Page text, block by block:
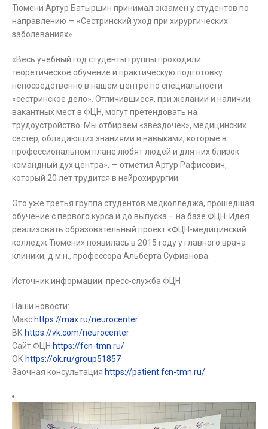
Тюмени Артур Батыршин принимал экзамен у студентов по
направлению — «Сестринский уход при хирургических
заболеваниях».
«Весь учебный год студенты группы проходили
теоретическое обучение и практическую подготовку
непосредственно в нашем центре по специальности
«сестринское дело». Отличившиеся, при желании и наличии
вакантных мест в ФЦН, могут претендовать на
трудоустройство. Мы отбираем «звёздочек», медицинских
сестёр, обладающих знаниями и навыками, которые в
профессиональном плане любят людей и для них близок
командный дух центра», — отметил Артур Рафисович,
который 20 лет трудится в нейрохирургии.
Это уже третья группа студентов медколледжа, прошедшая
обучение с первого курса и до выпуска – на базе ФЦН. Идея
реализовать образовательный проект «ФЦН-медицинский
колледж Тюмени» появилась в 2015 году у главного врача
клиники, д.м.н., профессора Альберта Суфианова.
Источник информации: пресс-служба ФЦН
Наши новости:
Макс https://max.ru/neurocenter
ВК https://vk.com/neurocenter
Сайт ФЦН https://fcn-tmn.ru/
ОК https://ok.ru/group51857
Заочная консультация https://patient.fcn-tmn.ru/